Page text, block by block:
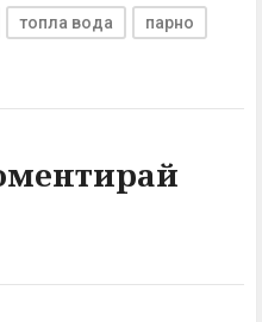
топла вода парно